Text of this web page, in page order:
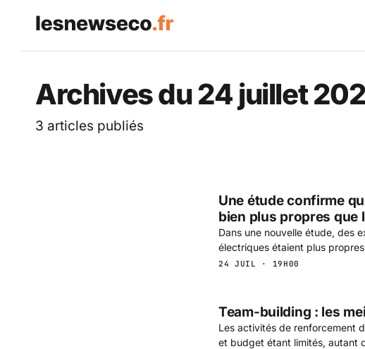
Les News Eco .fr —
Archives du 24 juillet
3 articles publiés
Une étude confirme
bien plus propres que
Dans une nouvelle étude, des
électriques étaient plus
24 JUIL · 19H00
Team-building : les
Les activités de renforcement
et budget étant limités, autant